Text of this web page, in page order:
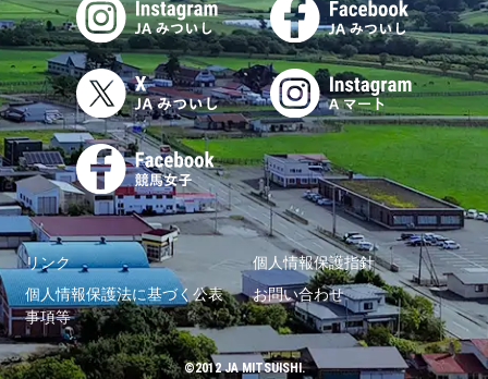
リンク
個人情報保護指針
個人情報保護法に基づく公表
事項等
お問い合わせ
©2012 JA MITSUISHI.